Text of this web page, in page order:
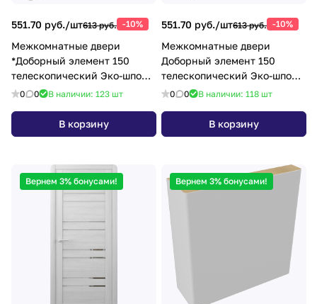
551.70 руб./шт613 руб. -10%
Межкомнатные двери
*Доборный элемент 150
телескопический Эко-шпон
10х150х2070 дуб нордик
0 0 В наличии: 123 шт
В корзину
551.70 руб./шт613 руб. -10%
Межкомнатные двери
Доборный элемент 150
телескопический Эко-шпон
10*150*2070 белый кипарис
0 0 В наличии: 118 шт
В корзину
Вернем 3% бонусами! Вернем 3% бонусами!